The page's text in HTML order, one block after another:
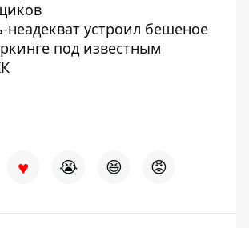
неадекват устроил бешеное
под известным
♥ 😭 😆 😡